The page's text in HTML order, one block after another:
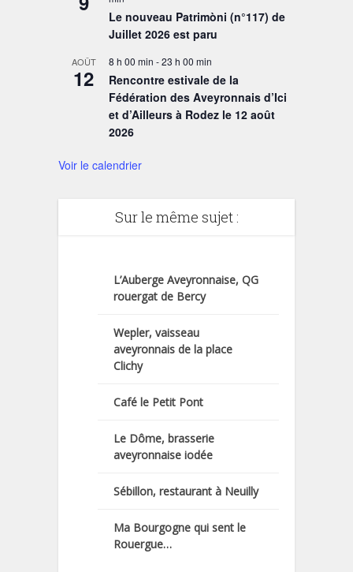
Le nouveau Patrimòni (n°117) de
Juillet 2026 est paru
AOÛT
12
8 h 00 min -23 h 00 min
Rencontre estivale de la
Fédération des Aveyronnais d’Ici
et d’Ailleurs à Rodez le 12 août
2026
Voir le calendrier
Sur le même sujet :
L’Auberge Aveyronnaise, QG
rouergat de Bercy
Wepler, vaisseau
aveyronnais de la place
Clichy
Café le Petit Pont
Le Dôme, brasserie
aveyronnaise iodée
Sébillon, restaurant à Neuilly
Ma Bourgogne qui sent le
Rouergue…